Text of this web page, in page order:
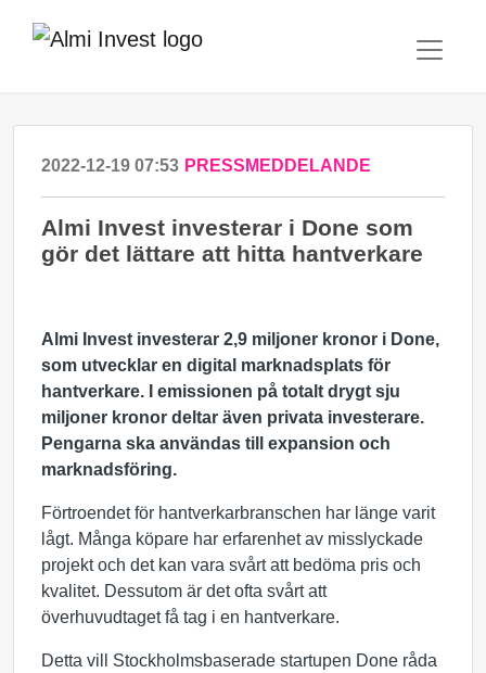
2022-12-19 07:53 PRESSMEDDELANDE
Almi Invest investerar i Done som
gör det lättare att hitta hantverkare
Almi Invest investerar 2,9 miljoner kronor i Done,
som utvecklar en digital marknadsplats för
hantverkare. I emissionen på totalt drygt sju
miljoner kronor deltar även privata investerare.
Pengarna ska användas till expansion och
marknadsföring.
Förtroendet för hantverkarbranschen har länge varit
lågt. Många köpare har erfarenhet av misslyckade
projekt och det kan vara svårt att bedöma pris och
kvalitet. Dessutom är det ofta svårt att
överhuvudtaget få tag i en hantverkare.
Detta vill Stockholmsbaserade startupen Done råda